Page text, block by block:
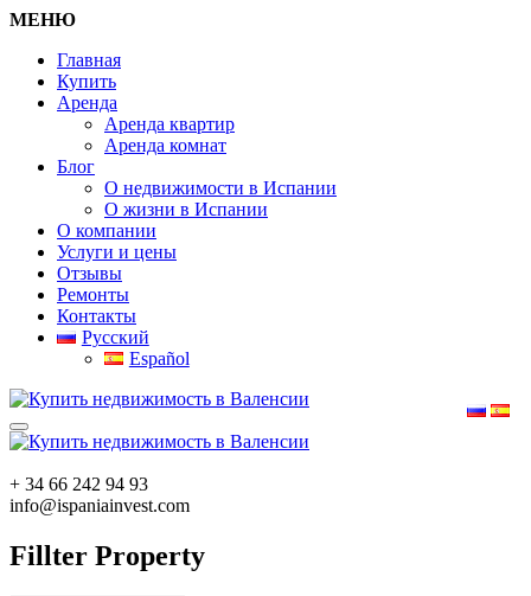
МЕНЮ
Главная
Купить
Аренда
Аренда квартир
Аренда комнат
Блог
О недвижимости в Испании
О жизни в Испании
О компании
Услуги и цены
Отзывы
Ремонты
Контакты
Русский
Español
+ 34 66 242 94 93
info@ispaniainvest.com
Fillter Property